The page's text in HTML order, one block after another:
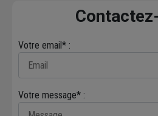
Votre email* :
Votre message* :